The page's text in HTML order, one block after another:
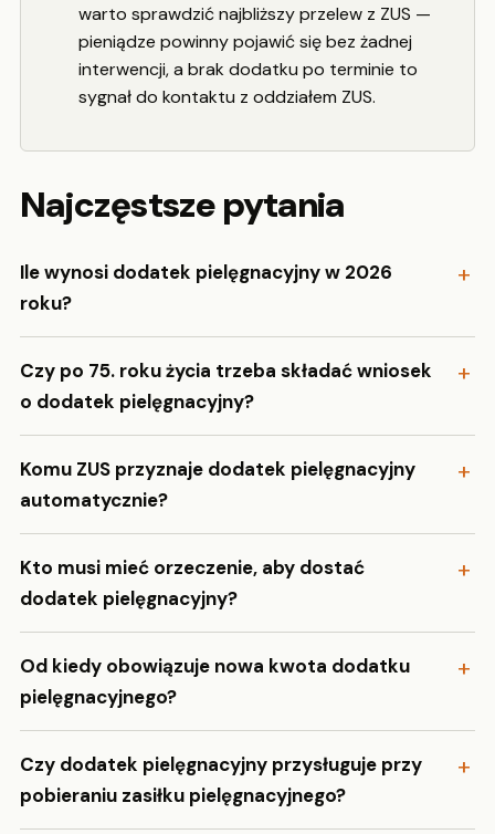
warto sprawdzić najbliższy przelew z ZUS —
pieniądze powinny pojawić się bez żadnej
interwencji, a brak dodatku po terminie to
sygnał do kontaktu z oddziałem ZUS.
Najczęstsze pytania
Ile wynosi dodatek pielęgnacyjny w 2026
roku?
Czy po 75. roku życia trzeba składać wniosek
o dodatek pielęgnacyjny?
Komu ZUS przyznaje dodatek pielęgnacyjny
automatycznie?
Kto musi mieć orzeczenie, aby dostać
dodatek pielęgnacyjny?
Od kiedy obowiązuje nowa kwota dodatku
pielęgnacyjnego?
Czy dodatek pielęgnacyjny przysługuje przy
pobieraniu zasiłku pielęgnacyjnego?